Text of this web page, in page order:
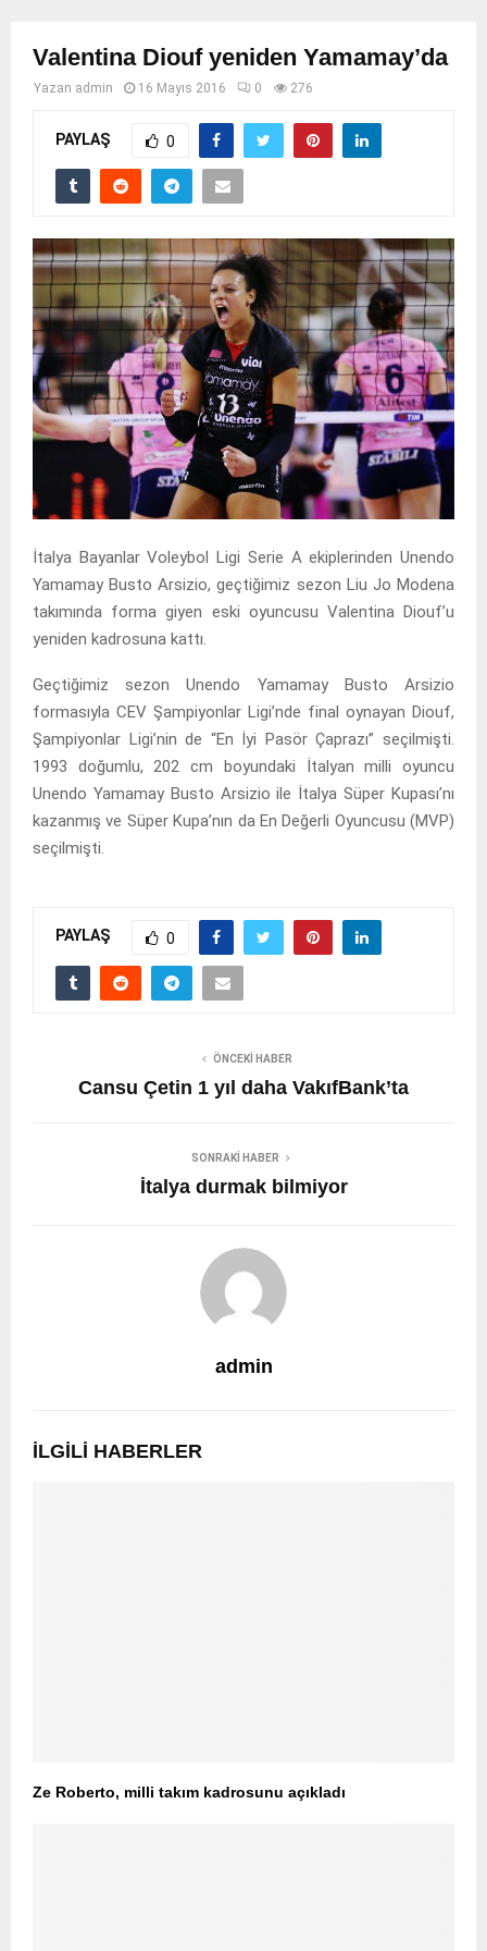
Valentina Diouf yeniden Yamamay’da
Yazan admin 16 Mayıs 2016 0 276
PAYLAŞ 0
İtalya Bayanlar Voleybol Ligi Serie A ekiplerinden Unendo
Yamamay Busto Arsizio, geçtiğimiz sezon Liu Jo Modena
takımında forma giyen eski oyuncusu Valentina Diouf’u
yeniden kadrosuna kattı.
Geçtiğimiz sezon Unendo Yamamay Busto Arsizio
formasıyla CEV Şampiyonlar Ligi’nde final oynayan Diouf,
Şampiyonlar Ligi’nin de “En İyi Pasör Çaprazı” seçilmişti.
1993 doğumlu, 202 cm boyundaki İtalyan milli oyuncu
Unendo Yamamay Busto Arsizio ile İtalya Süper Kupası’nı
kazanmış ve Süper Kupa’nın da En Değerli Oyuncusu (MVP)
seçilmişti.
PAYLAŞ 0
ÖNCEKI HABER
Cansu Çetin 1 yıl daha VakıfBank’ta
SONRAKI HABER
İtalya durmak bilmiyor
admin
İLGILI HABERLER
Ze Roberto, milli takım kadrosunu açıkladı